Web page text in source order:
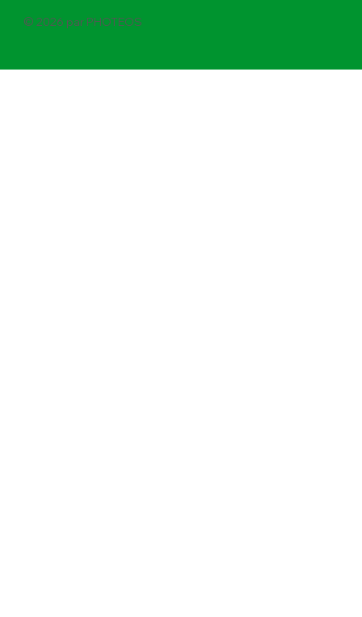
© 2026 par PHOTEOS